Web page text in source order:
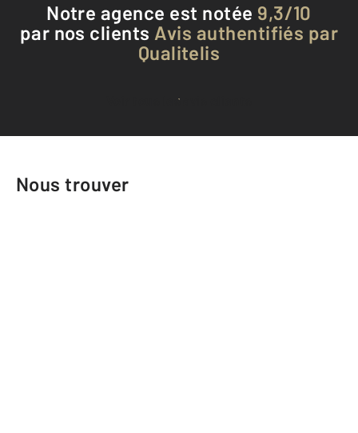
Notre agence est notée 9,3/10
par nos clients Avis authentifiés par
Qualitelis
Voir tous les avis clients
Nous trouver